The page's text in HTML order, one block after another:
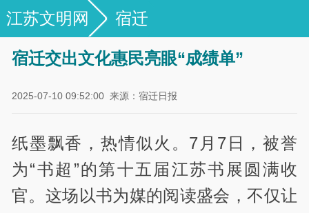
江苏文明网 宿迁
宿迁交出文化惠民亮眼“成绩单”
2025-07-10 09:52:00 来源：宿迁日报
纸墨飘香，热情似火。7月7日，被誉
为“书超”的第十五届江苏书展圆满收
官。这场以书为媒的阅读盛会，不仅让